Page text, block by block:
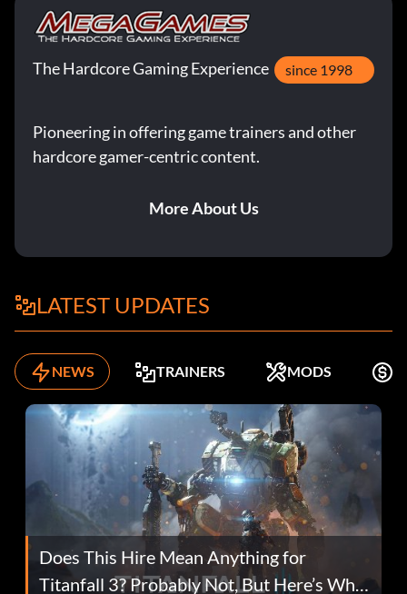
The Hardcore Gaming Experience since 1998
Pioneering in offering game trainers and other
hardcore gamer-centric content.
More About Us
LATEST UPDATES
NEWS TRAINERS MODS
Does This Hire Mean Anything for
Titanfall 3? Probably Not, But Here’s Why